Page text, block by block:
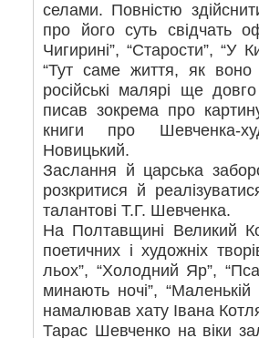
селами. Повністю
про його суть свідчать
Чигирині”, “Старости”, “У
“Тут саме життя, як воно
російські малярі ще
писав зокрема про
книги про Шевченка-
Новицький.
Заслання й царська
розкритися й
талантові Т.Г. Шевченка.
На Полтавщині Великий
поетичних і художніх
льох”, “Холодний Яр”,
минають ночі”,
намалював хату Івана
Тарас Шевченко на віки